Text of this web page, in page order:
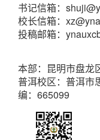
书记信箱：
校长信箱：
投稿邮箱：
本部：昆明市盘龙
普洱校区：普洱
编：665099